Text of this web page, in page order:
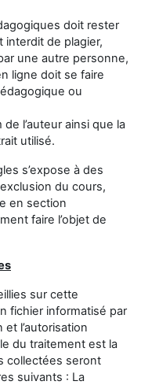
doit rester
interdit de plagier,
une autre personne,
ligne doit se faire
ou
l’auteur ainsi que la
utilisé.
s’expose à des
du cours,
en section
faire l’objet de
sur cette
fichier informatisé par
et l’autorisation
du traitement est la
collectées seront
suivants : La